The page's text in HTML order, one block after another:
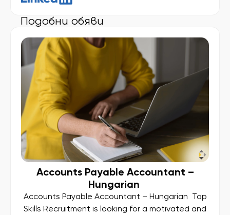
Подобни обяви
Accounts Payable Accountant –
Hungarian
Accounts Payable Accountant – Hungarian Top
Skills Recruitment is looking for a motivated and